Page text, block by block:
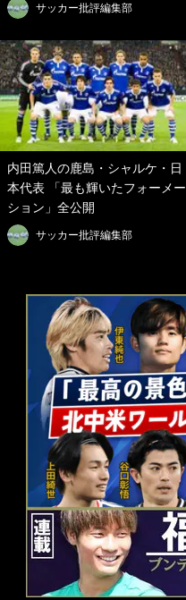
サッカー批評編集部
内田篤人の鹿島・シャルケ・日
本代表 「最も輝いたフォーメー
ション」全公開
サッカー批評編集部